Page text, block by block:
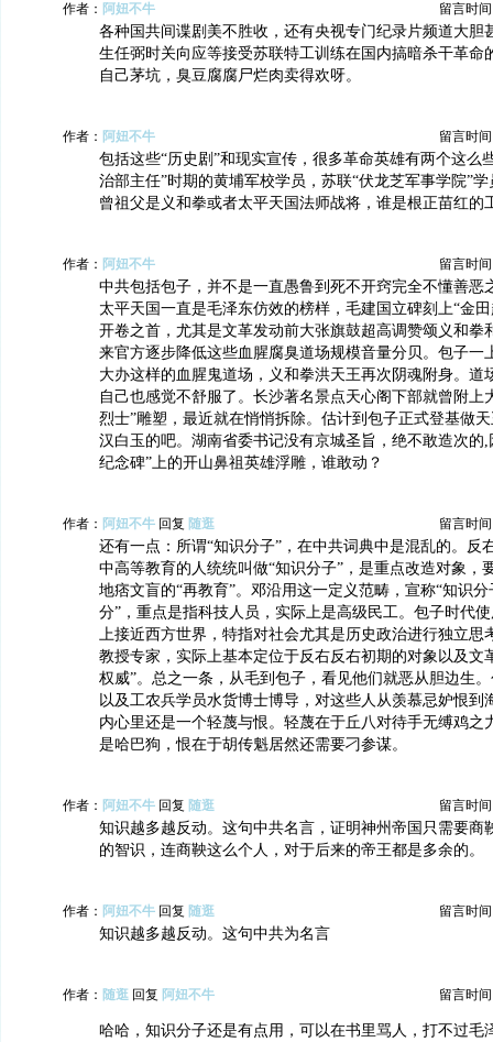
作者： 阿妞不牛 留言时间
各种国共间谍剧美不胜收，还有央视专门纪录片频道大胆
生任弼时关向应等接受苏联特工训练在国内搞暗杀干革命
自己茅坑，臭豆腐腐尸烂肉卖得欢呀。
作者： 阿妞不牛 留言时间
包括这些“历史剧”和现实宣传，很多革命英雄有两个这么
治部主任”时期的黄埔军校学员，苏联“伏龙芝军事学院”
曾祖父是义和拳或者太平天国法师战将，谁是根正苗红的
作者： 阿妞不牛 留言时间
中共包括包子，并不是一直愚鲁到死不开窍完全不懂善恶
太平天国一直是毛泽东仿效的榜样，毛建国立碑刻上“金
开卷之首，尤其是文革发动前大张旗鼓超高调赞颂义和拳
来官方逐步降低这些血腥腐臭道场规模音量分贝。包子一
大办这样的血腥鬼道场，义和拳洪天王再次阴魂附身。道
自己也感觉不舒服了。长沙著名景点天心阁下部就曾附上
烈士”雕塑，最近就在悄悄拆除。估计到包子正式登基做
汉白玉的吧。湖南省委书记没有京城圣旨，绝不敢造次的,
纪念碑”上的开山鼻祖英雄浮雕，谁敢动？
作者： 阿妞不牛 回复 随逛 留言时间
还有一点：所谓“知识分子”，在中共词典中是混乱的。反
中高等教育的人统统叫做“知识分子”，是重点改造对象，
地痞文盲的“再教育”。邓沿用这一定义范畴，宣称“知识
分”，重点是指科技人员，实际上是高级民工。包子时代
上接近西方世界，特指对社会尤其是历史政治进行独立思
教授专家，实际上基本定位于反右反右初期的对象以及文
权威”。总之一条，从毛到包子，看见他们就恶从胆边生
以及工农兵学员水货博士博导，对这些人从羡慕忌妒恨到
内心里还是一个轻蔑与恨。轻蔑在于丘八对待手无缚鸡之
是哈巴狗，恨在于胡传魁居然还需要刁参谋。
作者： 阿妞不牛 回复 随逛 留言时间
知识越多越反动。这句中共名言，证明神州帝国只需要商
的智识，连商鞅这么个人，对于后来的帝王都是多余的。
作者： 阿妞不牛 回复 随逛 留言时间
知识越多越反动。这句中共为名言
作者： 随逛 回复 阿妞不牛 留言时间
哈哈，知识分子还是有点用，可以在书里骂人，打不过毛